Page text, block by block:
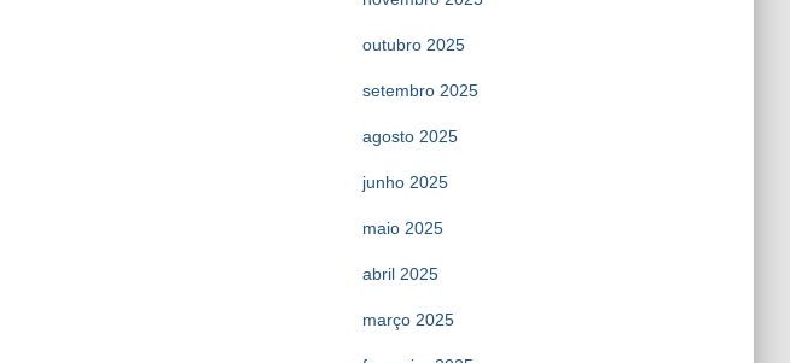
outubro 2025
setembro 2025
agosto 2025
junho 2025
maio 2025
abril 2025
março 2025